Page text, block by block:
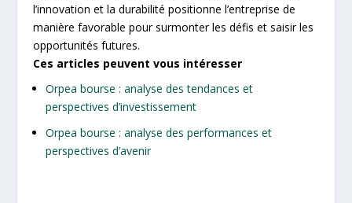
l’innovation et la durabilité positionne l’entreprise de
manière favorable pour surmonter les défis et saisir les
opportunités futures.
Ces articles peuvent vous intéresser
Orpea bourse : analyse des tendances et
perspectives d’investissement
Orpea bourse : analyse des performances et
perspectives d’avenir